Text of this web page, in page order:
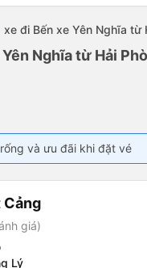
xe đi Bến xe Yên Nghĩa từ
Nghĩa từ Hải
và ưu đãi khi đặt vé
Cảng
giá)
Lý